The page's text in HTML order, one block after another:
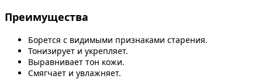
Преимущества
Борется с видимыми признаками старения.
Тонизирует и укрепляет.
Выравнивает тон кожи.
Смягчает и увлажняет.